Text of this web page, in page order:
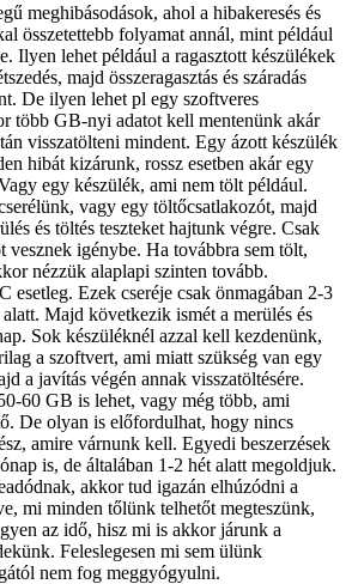
meghibásodások, ahol a hibakeresés és
összetettebb folyamat annál, mint például
Ilyen lehet például a ragasztott készülékek
majd összeragasztás és száradás
De ilyen lehet pl egy szoftveres
több GB-nyi adatot kell mentenünk akár
visszatölteni mindent. Egy ázott készülék
hibát kizárunk, rossz esetben akár egy
egy készülék, ami nem tölt például.
vagy egy töltőcsatlakozót, majd
és töltés teszteket hajtunk végre. Csak
vesznek igénybe. Ha továbbra sem tölt,
nézzük alaplapi szinten tovább.
esetleg. Ezek cseréje csak önmagában 2-3
Majd következik ismét a merülés és
Sok készüléknél azzal kell kezdenünk,
a szoftvert, ami miatt szükség van egy
a javítás végén annak visszatöltésére.
60 GB is lehet, vagy még több, ami
De olyan is előfordulhat, hogy nincs
amire várnunk kell. Egyedi beszerzések
is, de általában 1-2 hét alatt megoldjuk.
akkor tud igazán elhúzódni a
mi minden tőlünk telhetőt megteszünk,
az idő, hisz mi is akkor járunk a
Feleslegesen mi sem ülünk
nem fog meggyógyulni.